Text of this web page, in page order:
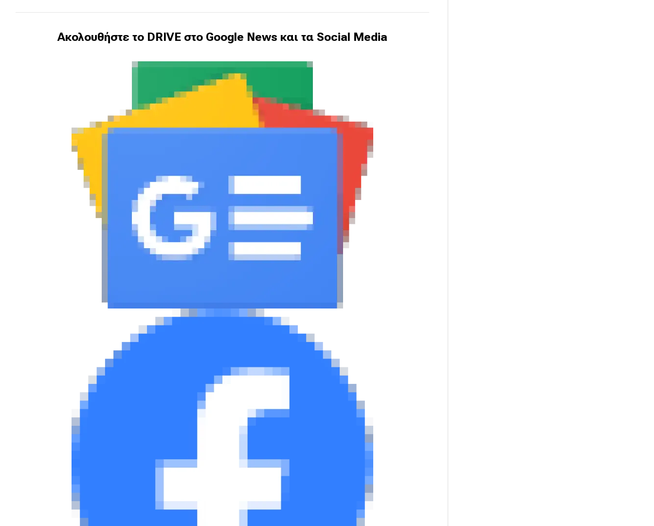
Οδηγός αγοράς
Συμβουλές
Οδική βοήθεια
DRIVE USED
Ακολουθήστε το DRIVE στο Google News και τα Social Media